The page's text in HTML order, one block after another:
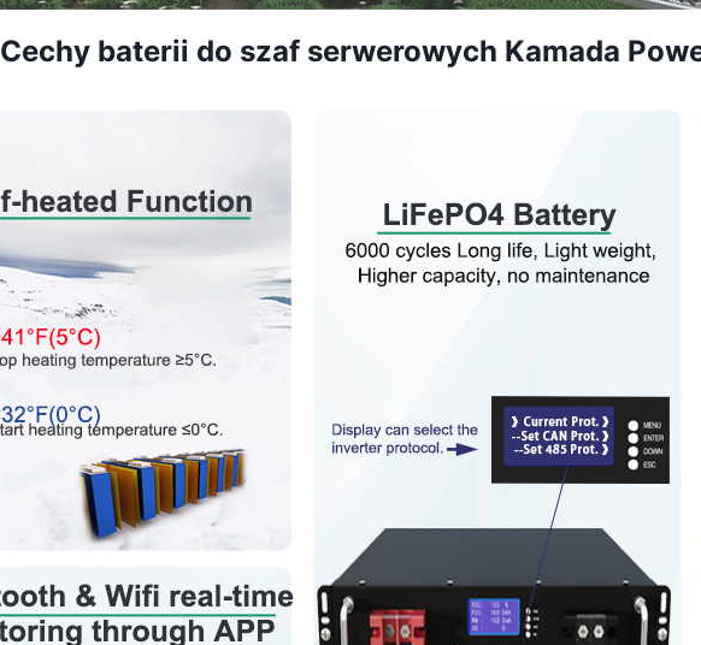
Cechy baterii do szaf serwerowych Kamada